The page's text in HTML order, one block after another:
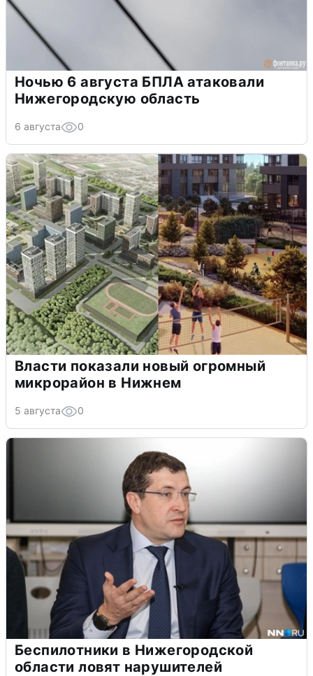
Ночью 6 августа БПЛА атаковали
Нижегородскую область
6 августа 0
Власти показали новый огромный
микрорайон в Нижнем
5 августа 0
Беспилотники в Нижегородской
области ловят нарушителей